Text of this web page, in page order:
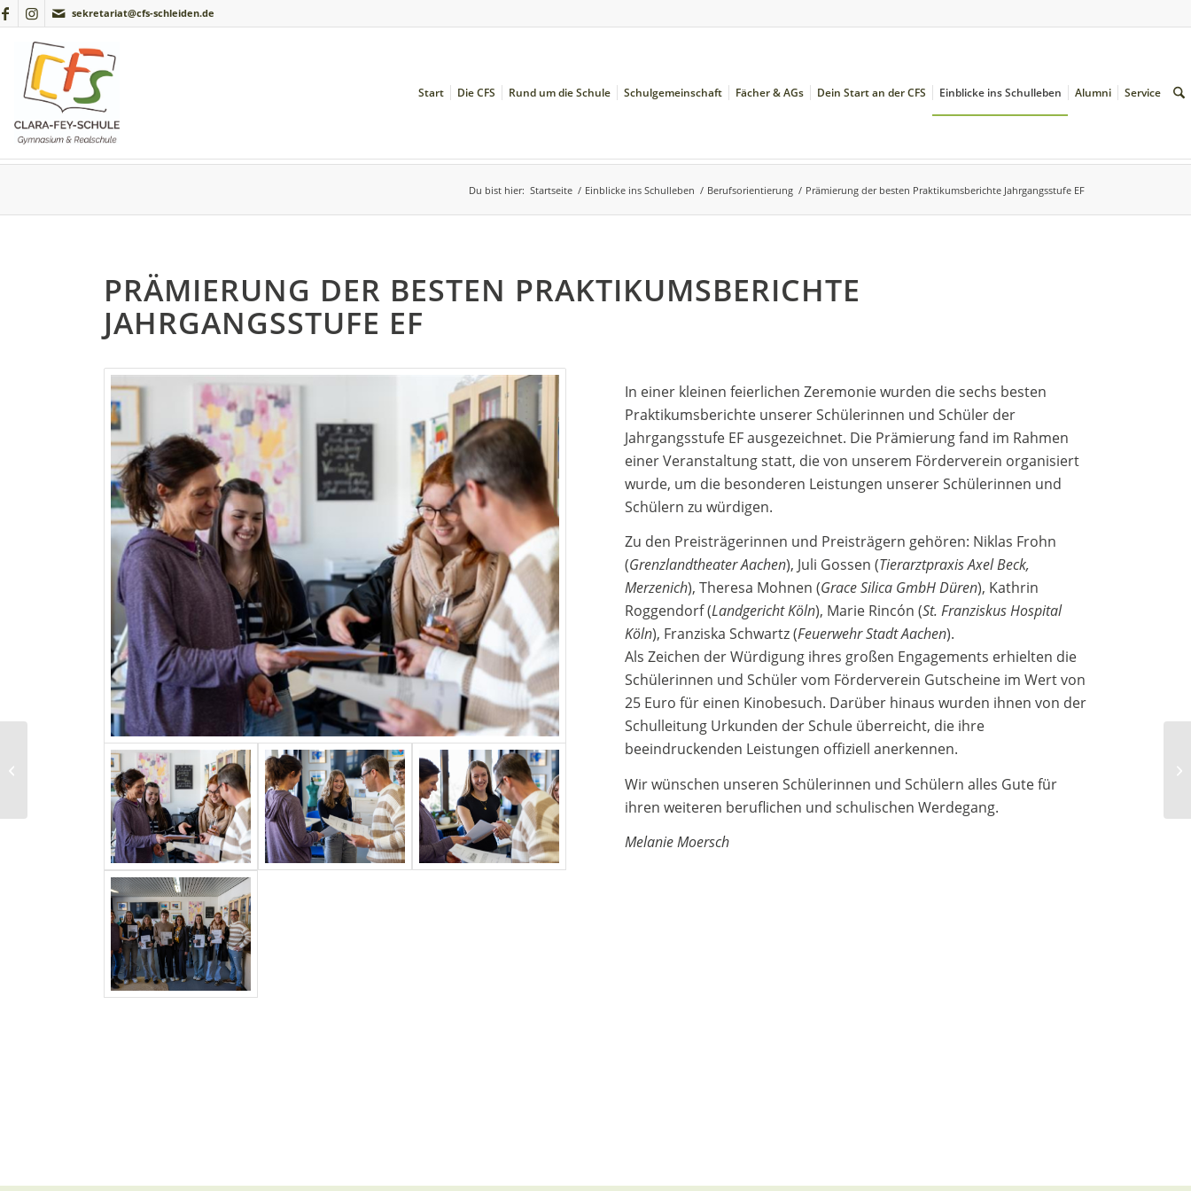
sekretariat@cfs-schleiden.de
Start Die CFS Rund um die Schule Schulgemeinschaft Fächer & AGs Dein Start an der CFS Einblicke ins Schulleben Alumni Service
Du bist hier: Startseite / Einblicke ins Schulleben / Berufsorientierung / Prämierung der besten Praktikumsberichte Jahrgangsstufe EF
PRÄMIERUNG DER BESTEN PRAKTIKUMSBERICHTE
JAHRGANGSSTUFE EF
In einer kleinen feierlichen Zeremonie wurden die sechs besten
Praktikumsberichte unserer Schülerinnen und Schüler der
Jahrgangsstufe EF ausgezeichnet. Die Prämierung fand im Rahmen
einer Veranstaltung statt, die von unserem Förderverein organisiert
wurde, um die besonderen Leistungen unserer Schülerinnen und
Schülern zu würdigen.
Zu den Preisträgerinnen und Preisträgern gehören: Niklas Frohn
(Grenzlandtheater Aachen), Juli Gossen (Tierarztpraxis Axel Beck,
Merzenich), Theresa Mohnen (Grace Silica GmbH Düren), Kathrin
Roggendorf (Landgericht Köln), Marie Rincón (St. Franziskus Hospital
Köln), Franziska Schwartz (Feuerwehr Stadt Aachen).
Als Zeichen der Würdigung ihres großen Engagements erhielten die
Schülerinnen und Schüler vom Förderverein Gutscheine im Wert von
25 Euro für einen Kinobesuch. Darüber hinaus wurden ihnen von der
Schulleitung Urkunden der Schule überreicht, die ihre
beeindruckenden Leistungen offiziell anerkennen.
Wir wünschen unseren Schülerinnen und Schülern alles Gute für
ihren weiteren beruflichen und schulischen Werdegang.
Melanie Moersch
Finanzielle Bildung an
der CFS: Ein wichtiger
Schritt in die Zukunft